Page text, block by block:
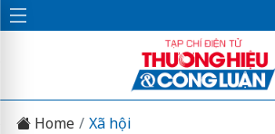
Home Xã hội